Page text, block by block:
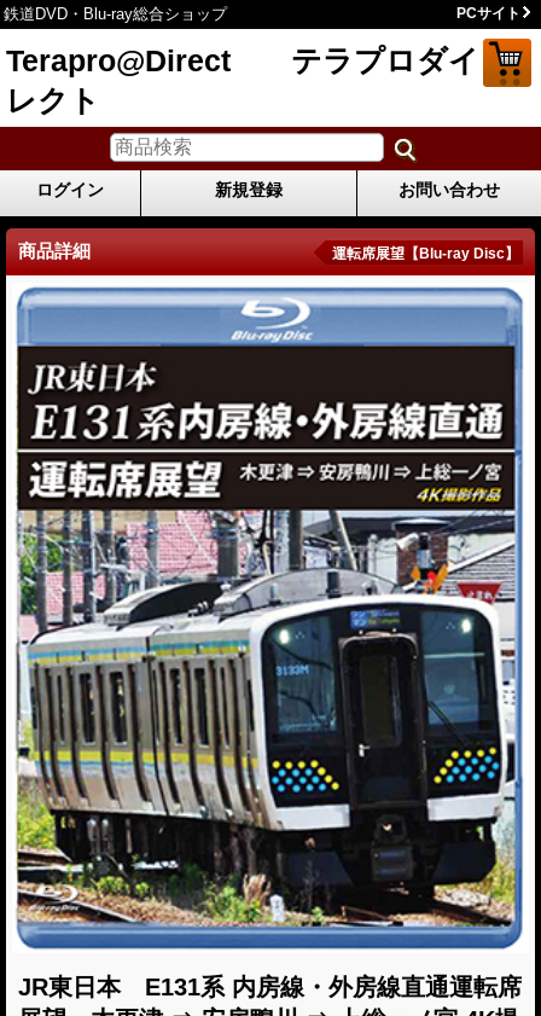
鉄道DVD・Blu-ray総合ショップ PCサイト
Terapro@Direct テラプロダイ
レクト
ログイン 新規登録 お問い合わせ
商品詳細 運転席展望【Blu-ray Disc】
JR東日本 E131系 内房線・外房線直通運転席